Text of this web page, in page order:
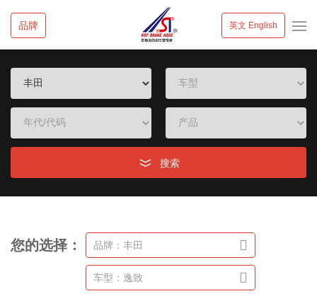
品牌 英文 English
搜索
您的选择： 品牌：丰田
车型：逸致